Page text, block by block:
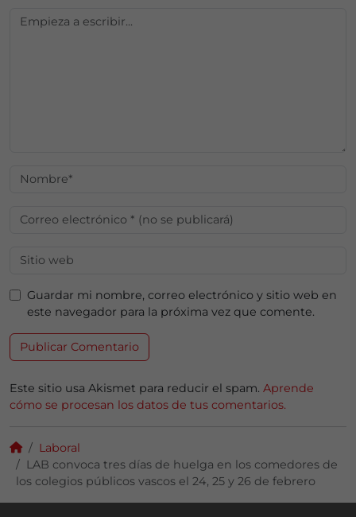
Guardar mi nombre, correo electrónico y sitio web en
este navegador para la próxima vez que comente.
Este sitio usa Akismet para reducir el spam. Aprende
cómo se procesan los datos de tus comentarios.
Laboral
LAB convoca tres días de huelga en los comedores de
los colegios públicos vascos el 24, 25 y 26 de febrero